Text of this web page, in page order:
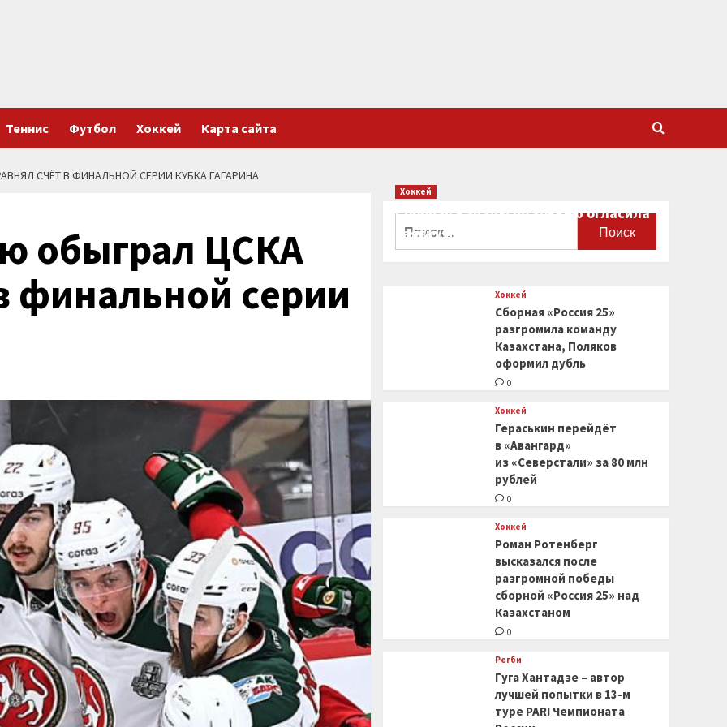
Теннис Футбол Хоккей Карта сайта
СЧЁТ В ФИНАЛЬНОЙ СЕРИИ КУБКА ГАГАРИНА
обыграл ЦСКА
финальной серии
Хоккей
Сборная Канады по хоккею огласила
заявку на чемпионат мира
Хоккей
Сборная «Россия 25»
разгромила команду
Казахстана, Поляков
оформил дубль
0
Хоккей
Гераськин перейдёт
в «Авангард»
из «Северстали» за 80 млн
рублей
0
Хоккей
Роман Ротенберг
высказался после
разгромной победы
сборной «Россия 25» над
Казахстаном
0
Регби
Гуга Хантадзе – автор
лучшей попытки в 13-м
туре PARI Чемпионата